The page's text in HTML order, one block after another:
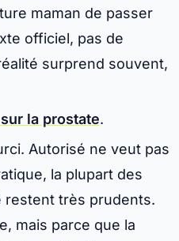
maman de passer
officiel, pas de
surprend souvent,
la prostate.
Autorisé ne veut pas
la plupart des
restent très prudents.
mais parce que la